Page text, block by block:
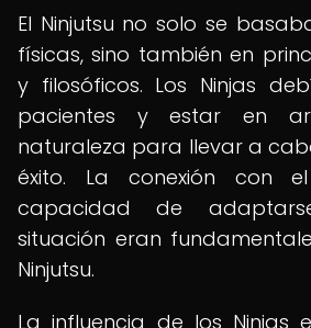
El Ninjutsu no solo se
físicas, sino también en
y filosóficos. Los Ninjas
pacientes y estar en
naturaleza para llevar a
éxito. La conexión con
capacidad de
situación eran
Ninjutsu.
La influencia de los Ninjas